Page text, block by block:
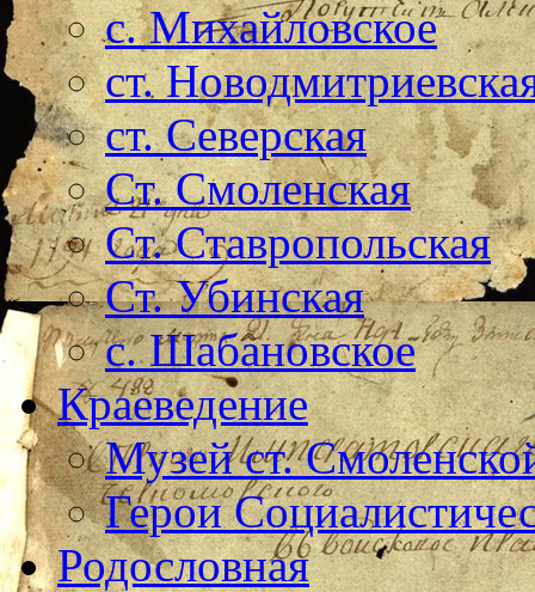
с. Михайловское
ст.
ст. Северская
Ст. Смоленская
Ст. Ставропольская
Ст. Убинская
с. Шабановское
Краеведение
Музей ст.
Герои
Родословная